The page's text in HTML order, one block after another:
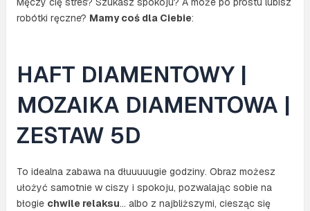
robótki ręczne? Mamy coś dla Ciebie:
HAFT DIAMENTOWY |
MOZAIKA DIAMENTOWA |
ZESTAW 5D
To idealna zabawa na dłuuuuugie godziny. Obraz możesz
ułożyć samotnie w ciszy i spokoju, pozwalając sobie na
błogie chwile relaksu… albo z najbliższymi, ciesząc się